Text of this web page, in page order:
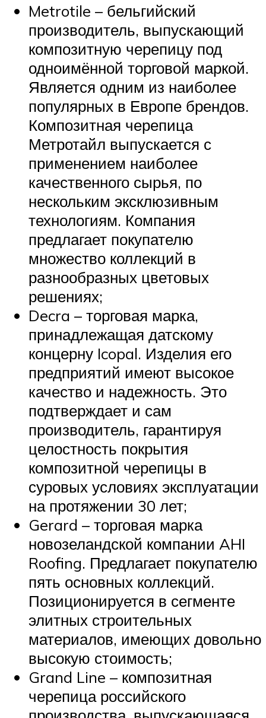
Metrotile – бельгийский
производитель, выпускающий
композитную черепицу под
одноимённой торговой маркой.
Является одним из наиболее
популярных в Европе брендов.
Композитная черепица
Метротайл выпускается с
применением наиболее
качественного сырья, по
нескольким эксклюзивным
технологиям. Компания
предлагает покупателю
множество коллекций в
разнообразных цветовых
решениях;
Decra – торговая марка,
принадлежащая датскому
концерну Icopal. Изделия его
предприятий имеют высокое
качество и надежность. Это
подтверждает и сам
производитель, гарантируя
целостность покрытия
композитной черепицы в
суровых условиях эксплуатации
на протяжении 30 лет;
Gerard – торговая марка
новозеландской компании AHI
Roofing. Предлагает покупателю
пять основных коллекций.
Позиционируется в сегменте
элитных строительных
материалов, имеющих довольно
высокую стоимость;
Grand Line – композитная
черепица российского